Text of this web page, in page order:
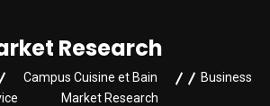
Research
Campus Cuisine et Bain
Business
Market Research